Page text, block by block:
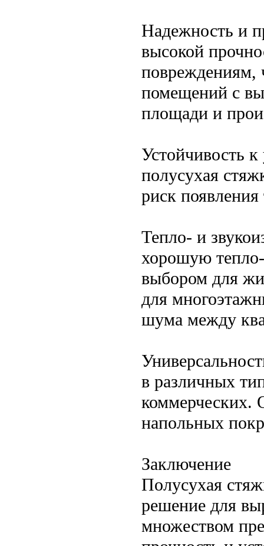
Надежность и
высокой
повреждениям,
помещений с
площади и
Устойчивость
полусухая
риск
Тепло- и
хорошую
выбором для
для
шума между
в различных
коммерческих.
напольных
Заключение
Полусухая
решение для
множеством